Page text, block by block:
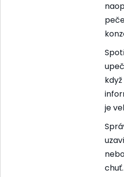
je
chuť.